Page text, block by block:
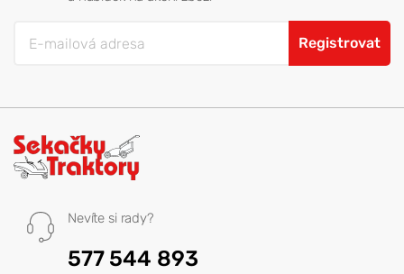
Registrovat
Nevíte si rady?
577 544 893